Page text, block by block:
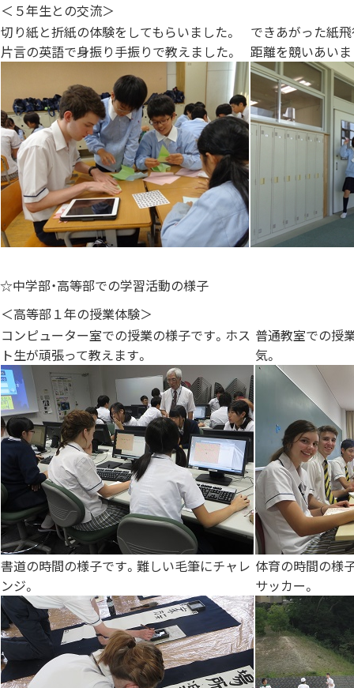
＜５年生との交流＞
切り紙と折紙の体験をしてもらいました。
片言の英語で身振り手振りで教えました。
できあがった紙
距離を競いあいま
☆中学部・高等部での学習活動の様子
＜高等部１年の授業体験＞
コンピューター室での授業の様子です。ホス
ト生が頑張って教えます。
普通教室での授
気。
書道の時間の様子です。難しい毛筆にチャレ
ンジ。
体育の時間の様
サッカー。